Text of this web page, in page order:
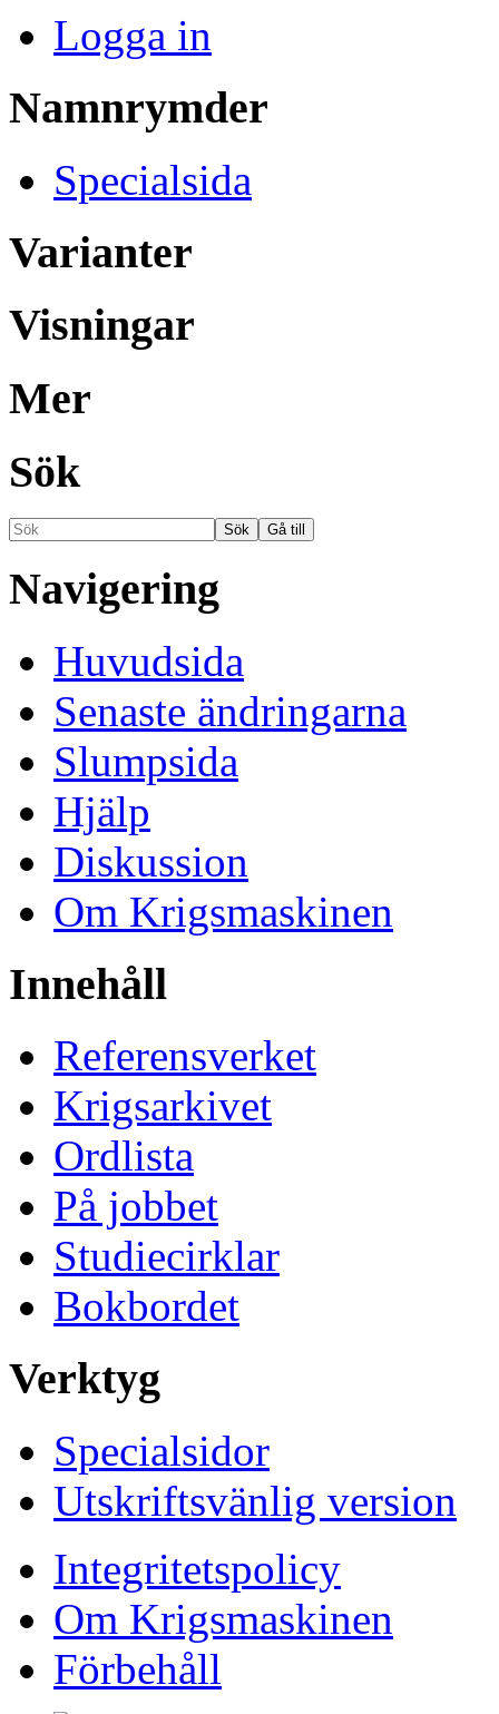
Logga in
Namnrymder
Specialsida
Varianter
Visningar
Mer
Sök
Navigering
Huvudsida
Senaste ändringarna
Slumpsida
Hjälp
Diskussion
Om Krigsmaskinen
Innehåll
Referensverket
Krigsarkivet
Ordlista
På jobbet
Studiecirklar
Bokbordet
Verktyg
Specialsidor
Utskriftsvänlig version
Integritetspolicy
Om Krigsmaskinen
Förbehåll